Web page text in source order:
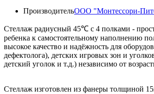
ПроизводительООО "Монтессори-
Стеллаж радиусный 45℃ с 4 полками -
ребенка к самостоятельному наполнению
высокое качество и надёжность для
дефектолога), детских игровых зон и
детский уголок и т.д.) независимо от
Стеллаж изготовлен из фанеры толщиной